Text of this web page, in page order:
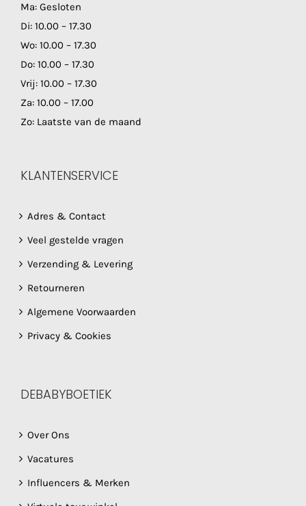
Ma: Gesloten
Di: 10.00 – 17.30
Wo: 10.00 – 17.30
Do: 10.00 – 17.30
Vrij: 10.00 – 17.30
Za: 10.00 – 17.00
Zo: Laatste van de maand
KLANTENSERVICE
Adres & Contact
Veel gestelde vragen
Verzending & Levering
Retourneren
Algemene Voorwaarden
Privacy & Cookies
DEBABYBOETIEK
Over Ons
Vacatures
Influencers & Merken